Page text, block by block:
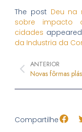
The post Deu na
sobre impacto
cidades
da Industria da
ANTERIOR
Compartilhe